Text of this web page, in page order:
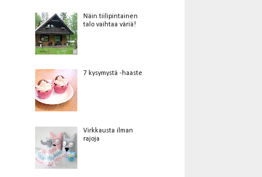
Näin tiilipintainen
talo vaihtaa väriä!
7 kysymystä -haaste
Virkkausta ilman
rajoja